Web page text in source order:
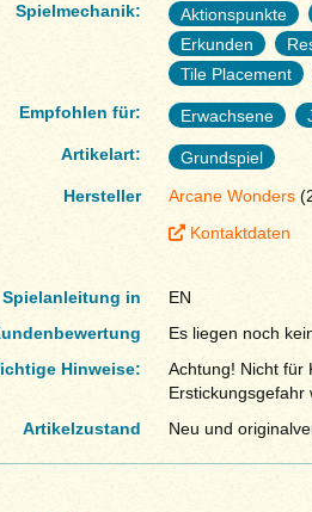
Spielmechanik:
Aktionspunkte
Erkunden
Tile Placement
Empfohlen für:
Erwachsene
Artikelart:
Grundspiel
Hersteller
Arcane Wonders
Kontaktdaten
Spielanleitung in
EN
Es liegen noch
Hinweise:
Achtung! Nicht für
Erstickungsgefahr
Artikelzustand
Neu und